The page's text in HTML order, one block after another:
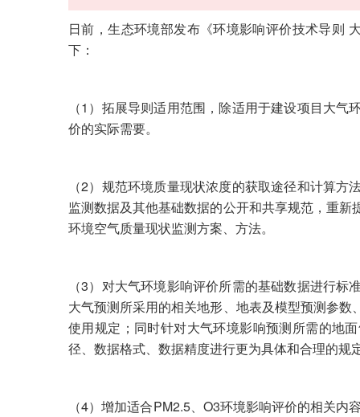
日前，生态环境部发布《环境影响评价技术导则
下：
（1）拓展导则适用范围，除适用于建设项目大
价的实际需要。
（2）规范环境质量现状浓度的获取途径和计算
监测数据及其他基础数据的公开和共享规范，重
环境空气质量现状监测方案、方法。
（3）对大气环境影响评价所需的基础数据进行
大气预测所采用的相关地形、地表及模型预测参
使用规定；同时针对大气环境影响预测所需的地
径、数据格式、数据精度进行更为具体和合理的规
（4）增加适合PM2.5、O3环境影响评价的相关